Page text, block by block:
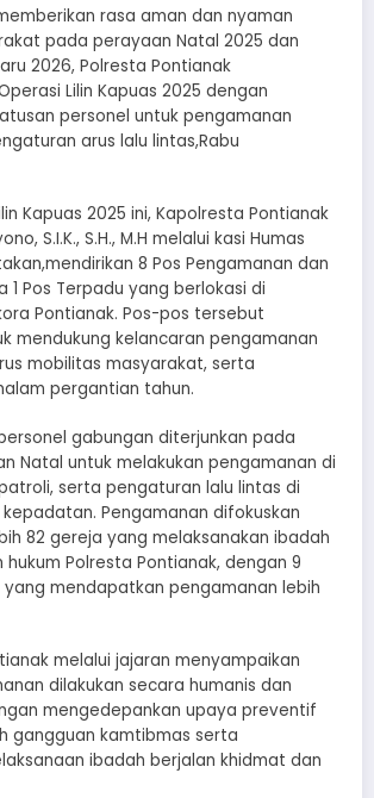
rasa aman dan nyaman
pada perayaan Natal 2025 dan
2026, Polresta Pontianak
Lilin Kapuas 2025 dengan
personel untuk pengamanan
arus lalu lintas,Rabu
Kapuas 2025 ini, Kapolresta Pontianak
S.I.K., S.H., M.H melalui kasi Humas
8 Pos Pengamanan dan
1 Pos Terpadu yang berlokasi di
Pontianak. Pos-pos tersebut
mendukung kelancaran pengamanan
mobilitas masyarakat, serta
pergantian tahun.
gabungan diterjunkan pada
Natal untuk melakukan pengamanan di
serta pengaturan lalu lintas di
Pengamanan difokuskan
82 gereja yang melaksanakan ibadah
Polresta Pontianak, dengan 9
mendapatkan pengamanan lebih
melalui jajaran menyampaikan
dilakukan secara humanis dan
mengedepankan upaya preventif
gangguan kamtibmas serta
ibadah berjalan khidmat dan